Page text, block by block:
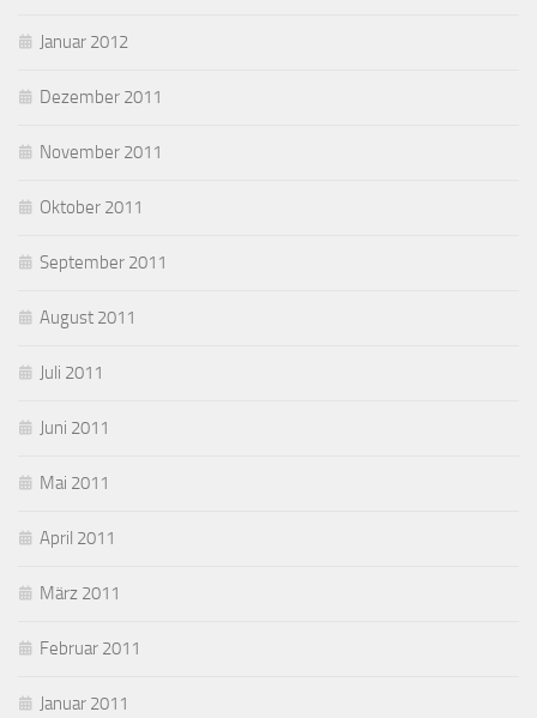
Januar 2012
Dezember 2011
November 2011
Oktober 2011
September 2011
August 2011
Juli 2011
Juni 2011
Mai 2011
April 2011
März 2011
Februar 2011
Januar 2011